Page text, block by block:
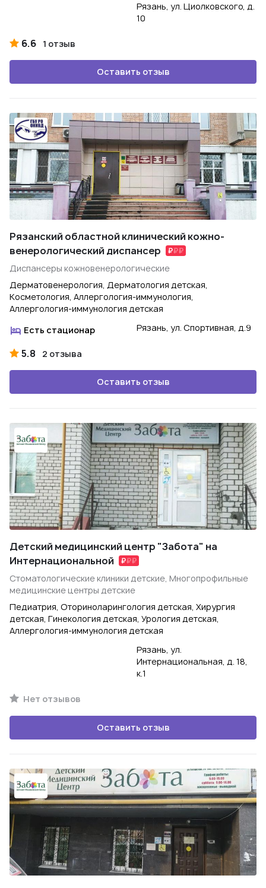
Рязань, ул. Циолковского, д.
10
6.6 1 отзыв
Оставить отзыв
Рязанский областной клинический кожно-
венерологический диспансер
Диспансеры кожновенерологические
Дерматовенерология, Дерматология детская,
Косметология, Аллергология-иммунология,
Аллергология-иммунология детская
Есть стационар
Рязань, ул. Спортивная, д.9
5.8 2 отзыва
Оставить отзыв
Детский медицинский центр "Забота" на
Интернациональной
Стоматологические клиники детские, Многопрофильные
медицинские центры детские
Педиатрия, Оториноларингология детская, Хирургия
детская, Гинекология детская, Урология детская,
Аллергология-иммунология детская
Рязань, ул.
Интернациональная, д. 18,
к.1
Нет отзывов
Оставить отзыв